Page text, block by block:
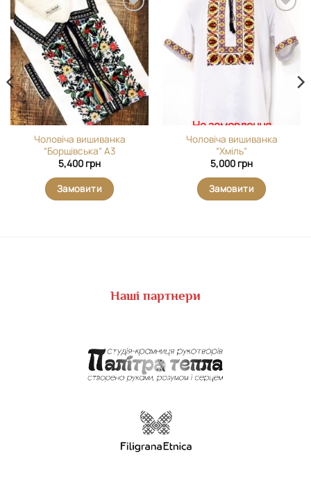
Додати
виріб у
вибране
Чоловіча вишиванка
“Борщівська” А3
5,400 грн
Замовити
Додати
виріб у
вибране
На замовлення
Чоловіча вишиванка
“Хміль”
5,000 грн
Замовити
Наші партнери